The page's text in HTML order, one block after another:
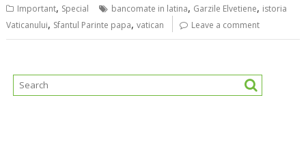
Important, Special bancomate in latina, Garzile Elvetiene, istoria
Vaticanului, Sfantul Parinte papa,vatican Leave a comment